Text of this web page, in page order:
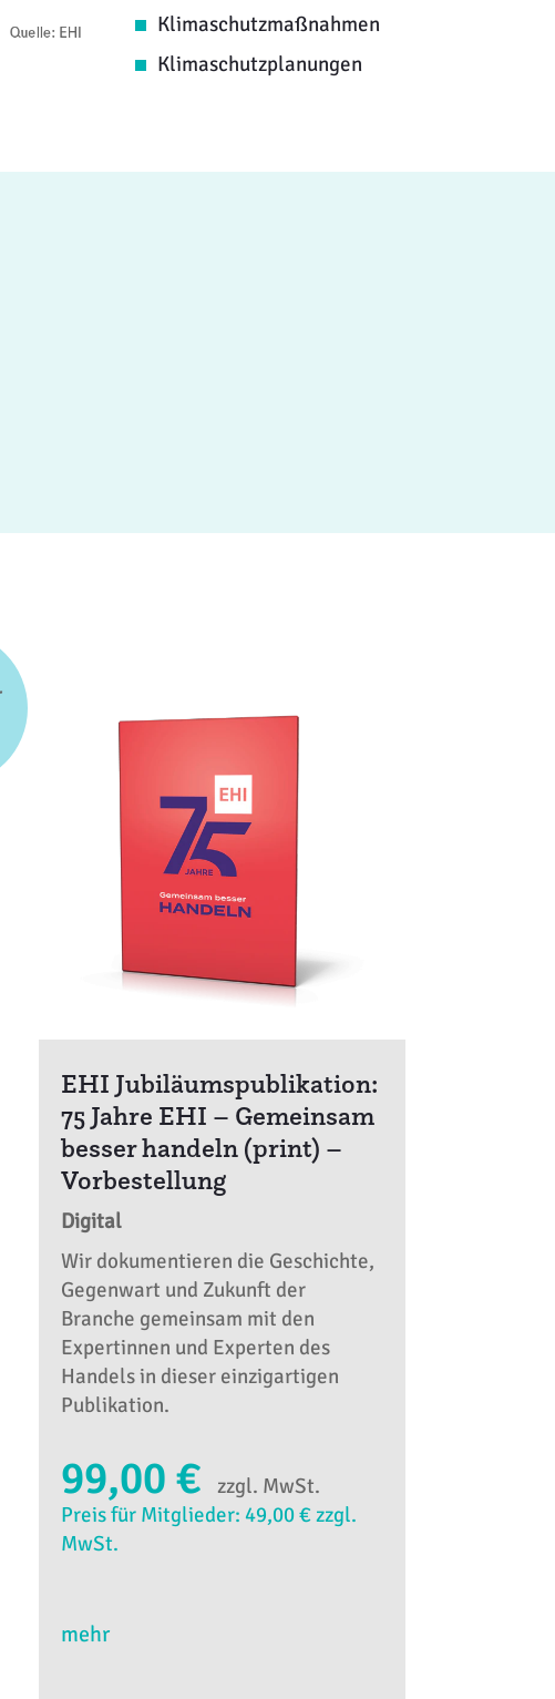
Klimaschutzmaßnahmen
Klimaschutzplanungen
EHI Jubiläumspublikation:
75 Jahre EHI – Gemeinsam
besser handeln (print) –
Vorbestellung
Digital
Wir dokumentieren die Geschichte,
Gegenwart und Zukunft der
Branche gemeinsam mit den
Expertinnen und Experten des
Handels in dieser einzigartigen
Publikation.
99,00 €
zzgl. MwSt.
Preis für Mitglieder: 49,00 € zzgl.
MwSt.
mehr